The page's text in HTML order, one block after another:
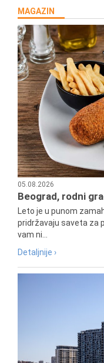
MAGAZIN
05.08.2026
Beograd, rodni
Leto je u punom
pridržavaju saveta za
vam ni...
Detaljnije ›